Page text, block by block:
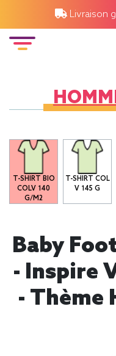
Livraison
T-SHIRT BIO
COLV 140
G/M2
T-SHIRT COL
V 145 G
Baby
- Inspire
- Thème